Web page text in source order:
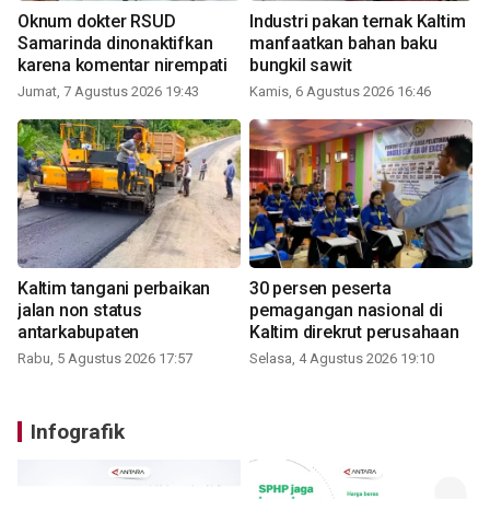
Oknum dokter RSUD
Samarinda dinonaktifkan
karena komentar nirempati
Jumat, 7 Agustus 2026 19:43
Industri pakan ternak Kaltim
manfaatkan bahan baku
bungkil sawit
Kamis, 6 Agustus 2026 16:46
Kaltim tangani perbaikan
jalan non status
antarkabupaten
Rabu, 5 Agustus 2026 17:57
30 persen peserta
pemagangan nasional di
Kaltim direkrut perusahaan
Selasa, 4 Agustus 2026 19:10
Infografik